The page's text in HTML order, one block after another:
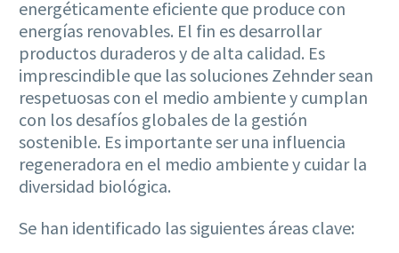
energéticamente eficiente que produce con
energías renovables. El fin es desarrollar
productos duraderos y de alta calidad. Es
imprescindible que las soluciones Zehnder sean
respetuosas con el medio ambiente y cumplan
con los desafíos globales de la gestión
sostenible. Es importante ser una influencia
regeneradora en el medio ambiente y cuidar la
diversidad biológica.
Se han identificado las siguientes áreas clave: